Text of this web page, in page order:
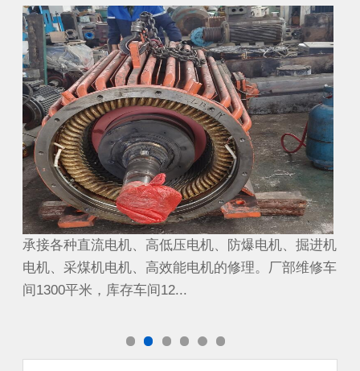
煤矿截割电机
承接各种直流电机、高低压电机、防爆电机、掘进机
电机、采煤机电机、高效能电机的修理。厂部维修车
间1300平米，库存车间12...